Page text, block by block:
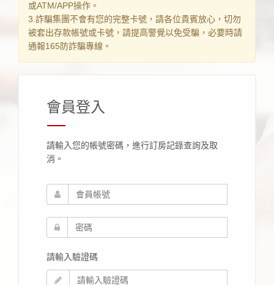
或ATM/APP操作。
3.詐騙集團不會有您的完整卡號，請各位貴賓放心，切勿
被套出存款帳號或卡號，請提高警覺以免受騙，必要時請
通報165防詐騙專線。
會員登入
請輸入您的帳號密碼，進行訂房記錄查詢及取
消。
請輸入驗證碼